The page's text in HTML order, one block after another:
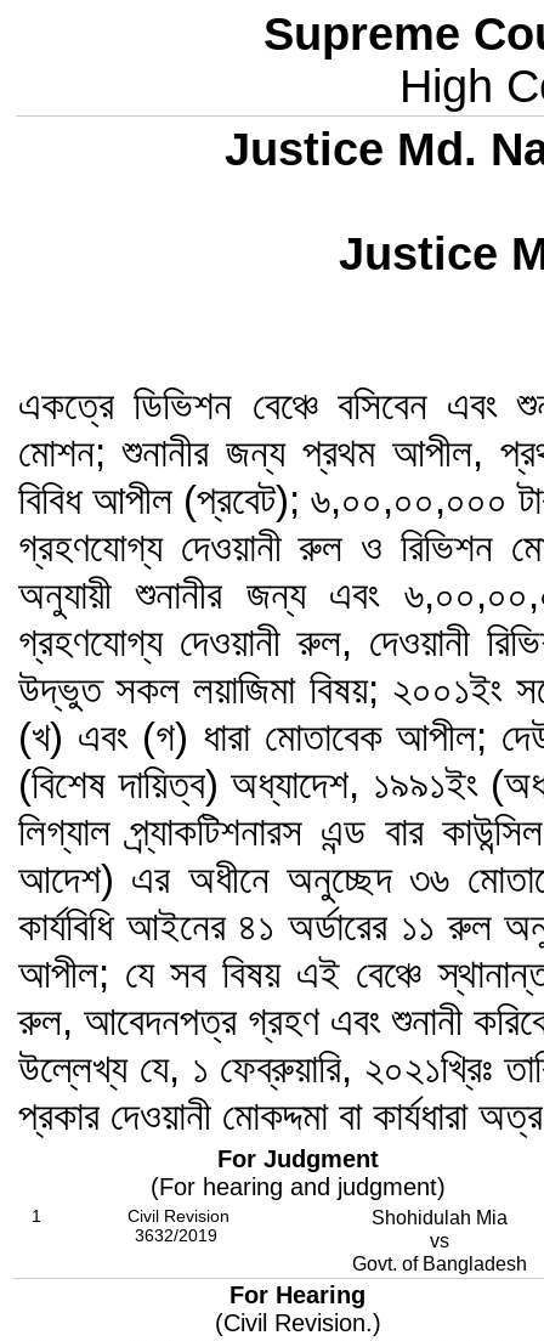
Supreme
High
Justice Md.
Justice
একত্রে ডিভিশন বেঞ্চে বসিবেন এবং
মোশন; শুনানীর জন্য প্রথম আপীল,
বিবিধ আপীল (প্রবেট); ৬,০০,০০,০০০
গ্রহণযোগ্য দেওয়ানী রুল ও রিভিশন
অনুযায়ী শুনানীর জন্য এবং
গ্রহণযোগ্য দেওয়ানী রুল, দেওয়ানী
উদ্ভুত সকল লয়াজিমা বিষয়; ২০০১ইং
(খ) এবং (গ) ধারা মোতাবেক আপীল;
(বিশেষ দায়িত্ব) অধ্যাদেশ, ১৯৯১ইং
লিগ্যাল প্র্যাকটিশনারস এন্ড বার
আদেশ) এর অধীনে অনুচ্ছেদ ৩৬
কার্যবিধি আইনের ৪১ অর্ডারের ১১ রুল
আপীল; যে সব বিষয় এই বেঞ্চে
রুল, আবেদনপত্র গ্রহণ এবং শুনানী
উল্লেখ্য যে, ১ ফেব্রুয়ারি, ২০২১খ্রিঃ
প্রকার দেওয়ানী মোকদ্দমা বা কার্যধারা
For Judgment
(For hearing and judgment)
1
Civil Revision
3632/2019
Shohidulah Mia
vs
Govt. of Bangladesh
For Hearing
(Civil Revision.)